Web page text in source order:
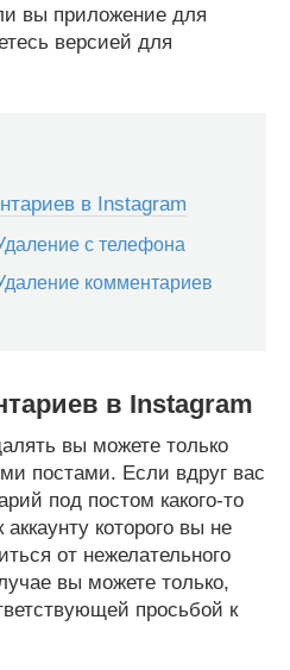
вы приложение для
версией для
в Instagram
с телефона
комментариев
в Instagram
вы можете только
постами. Если вдруг вас
под постом какого-то
аккаунту которого вы не
от нежелательного
вы можете только,
просьбой к